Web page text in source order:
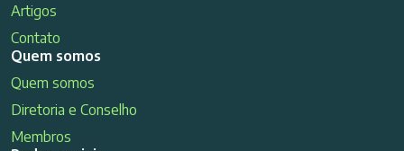
Artigos
Contato
Quem somos
Quem somos
Diretoria e Conselho
Membros